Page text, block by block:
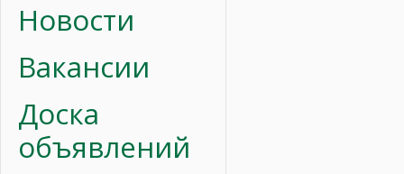
Новости
Вакансии
Доска
объявлений